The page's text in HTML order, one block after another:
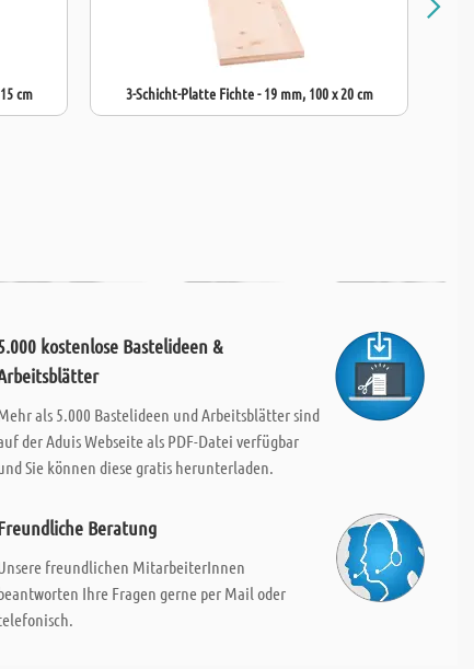
cm 3-Schicht-Platte Fichte - 19 mm, 100 x 20 cm
kostenlose Bastelideen &
als 5.000 Bastelideen und Arbeitsblätter sind
der Aduis Webseite als PDF-Datei verfügbar
Sie können diese gratis herunterladen.
Beratung
freundlichen MitarbeiterInnen
Ihre Fragen gerne per Mail oder